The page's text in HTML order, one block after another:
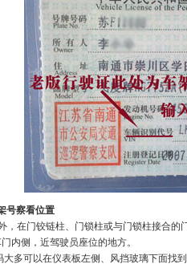
号察看位置
，在门铰链柱、门锁柱或与门锁柱接合
内侧，近驾驶员座位的地方。
多可以在仪表板左侧、风挡玻璃下面找